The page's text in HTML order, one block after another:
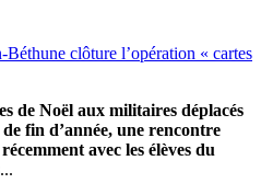
clôture l’opération « cartes
de Noël aux militaires déplacés
fin d’année, une rencontre
avec les élèves du
...